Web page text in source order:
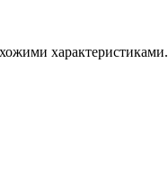
характеристиками.